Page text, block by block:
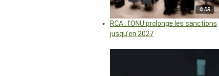
© DR
RCA : l’ONU prolonge les sanctions
jusqu’en 2027